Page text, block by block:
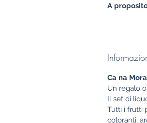
A
Ca na
Un regalo
Il set di
Tutti i frutti
coloranti,